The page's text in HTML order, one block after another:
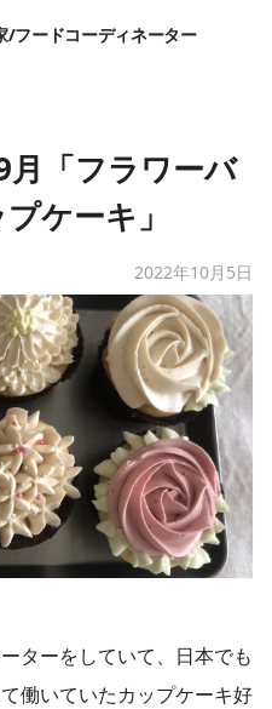
フードコーディネーター
「フラワーバ
ケーキ」
2022年10月5日
ターをしていて、日本でも
働いていたカップケーキ好